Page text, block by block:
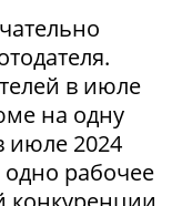
в июле
на одну
июле 2024
одно рабочее